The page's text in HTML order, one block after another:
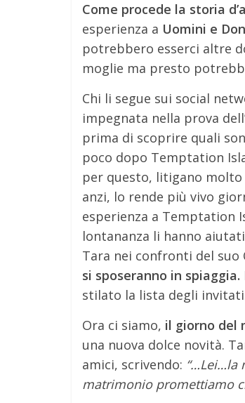
Come procede la storia
esperienza a Uomini e
potrebbero esserci altre
moglie ma presto
Chi li segue sui social
impegnata nella prova
prima di scoprire quali
poco dopo Temptation
per questo, litigano molto
anzi, lo rende più vivo
esperienza a Temptation
lontananza li hanno
Tara nei confronti del suo
si sposeranno in spiaggia.
stilato la lista degli
Ora ci siamo, il giorno del
una nuova dolce novità.
amici, scrivendo: “…Lei…la
matrimonio promettiamo